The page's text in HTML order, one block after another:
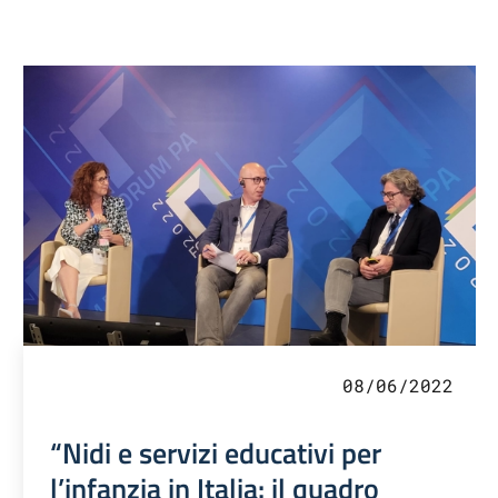
08/06/2022
“Nidi e servizi educativi per
l’infanzia in Italia: il quadro